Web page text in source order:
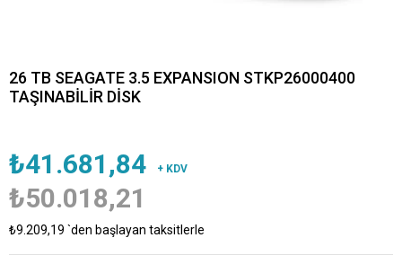
26 TB SEAGATE 3.5 EXPANSION STKP26000400
TAŞINABİLİR DİSK
₺41.681,84 + KDV
₺50.018,21
₺9.209,19 `den başlayan taksitlerle